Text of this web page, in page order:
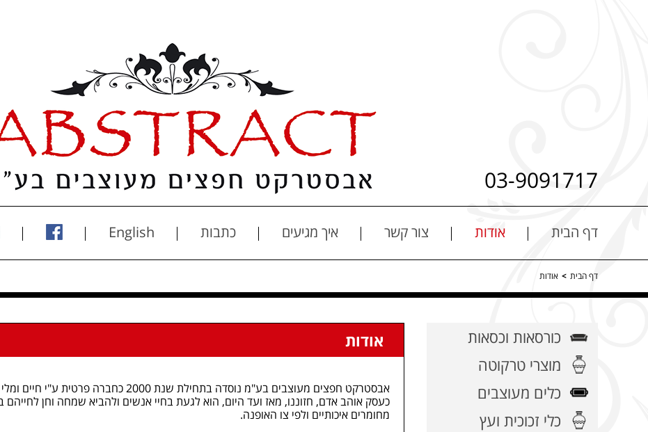
03-9091717
דף הבית אודות צור קשר איך מגיעים כתבות English
דף הבית > אודות
כורסאות וכסאות
מוצרי טרקוטה
כלים מעוצבים
כלי זכוכית ועץ
אודות
אבסטרקט חפצים מעוצבים בע"מ נוסדה בתחילת שנת 2000 כחברה פרטית ע"י חיים ומלי אוקטן.
כעסק אוהב אדם, חזוננו, מאז ועד היום, הוא לגעת בחיי אנשים ולהביא שמחה וחן
מחומרים איכותיים ולפי צו האופנה.